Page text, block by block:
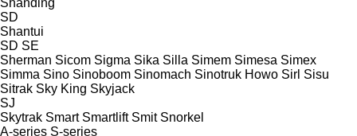
SD
Shantui
SD SE
Sherman Sicom Sigma Sika Silla Simem Simesa Simex
Simma Sino Sinoboom Sinomach Sinotruk Howo Sirl Sisu
Sitrak Sky King Skyjack
SJ
Skytrak Smart Smartlift Smit Snorkel
A-series S-series